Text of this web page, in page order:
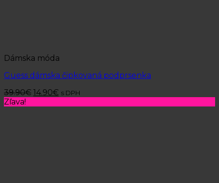
Dámska móda
Guess dámska čipkovaná podprsenka
39.90€ 14.90€ s DPH
Zľava!